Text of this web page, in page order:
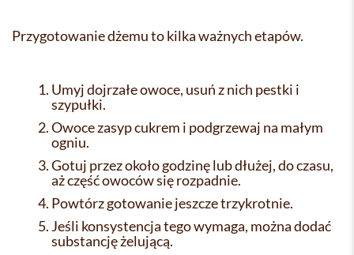
Przygotowanie dżemu to kilka ważnych etapów.
Umyj dojrzałe owoce, usuń z nich pestki i
szypułki.
Owoce zasyp cukrem i podgrzewaj na małym
ogniu.
Gotuj przez około godzinę lub dłużej, do czasu,
aż część owoców się rozpadnie.
Powtórz gotowanie jeszcze trzykrotnie.
Jeśli konsystencja tego wymaga, można dodać
substancję żelującą.